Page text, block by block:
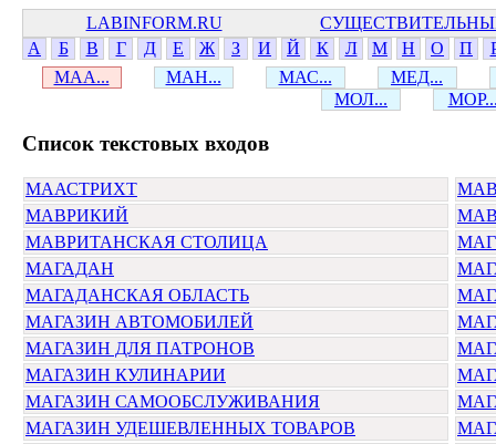
LABINFORM.RU
А
Б В Г Д Е Ж З И Й К Л М Н О П
МАА...
МАН... МАС...
МЕД...
МОЛ...
Cписок текстовых входов
МААСТРИХТ
МАВРИКИЙ
МАВРИТАНСКАЯ СТОЛИЦА
МАГ
МАГАДАН
МАГАДАНСКАЯ ОБЛАСТЬ
МАГАЗИН АВТОМОБИЛЕЙ
МАГАЗИН ДЛЯ ПАТРОНОВ
МАГАЗИН КУЛИНАРИИ
МАГАЗИН САМООБСЛУЖИВАНИЯ
МАГАЗИН УДЕШЕВЛЕННЫХ ТОВАРОВ